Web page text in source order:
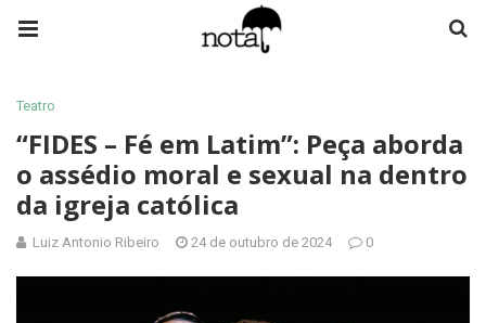
Teatro
“FIDES – Fé em Latim”: Peça aborda
o assédio moral e sexual na dentro
da igreja católica
Luiz Antonio Ribeiro 24 de outubro de 2024 0